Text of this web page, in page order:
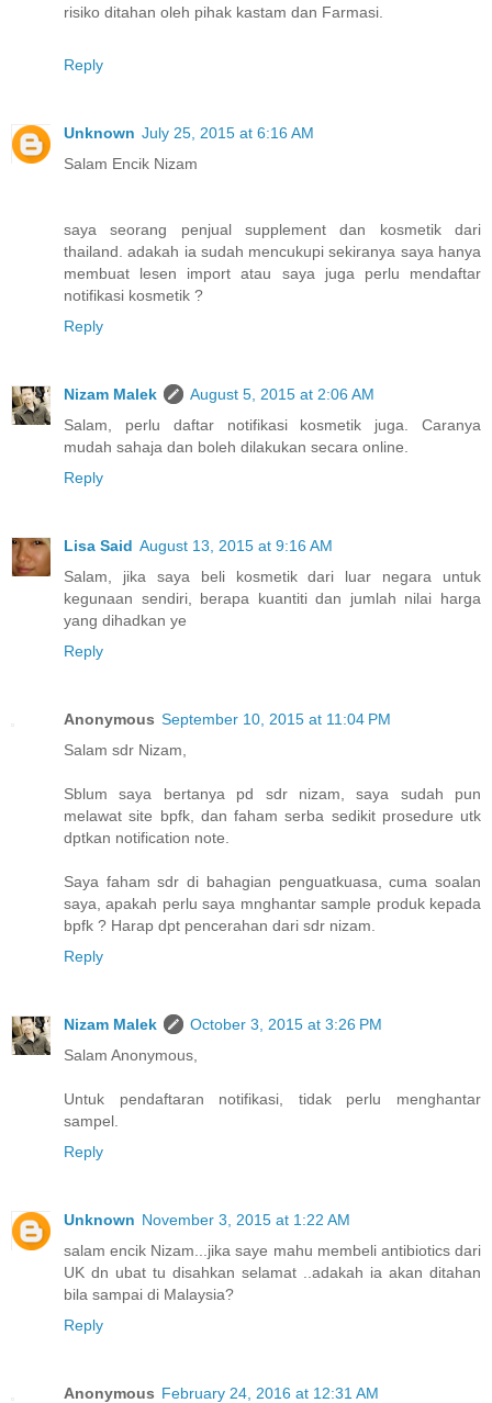
risiko ditahan oleh pihak kastam dan Farmasi.
Reply
Unknown July 25, 2015 at 6:16 AM
Salam Encik Nizam
saya seorang penjual supplement dan kosmetik dari
thailand. adakah ia sudah mencukupi sekiranya saya hanya
membuat lesen import atau saya juga perlu mendaftar
notifikasi kosmetik ?
Reply
Nizam Malek
August 5, 2015 at 2:06 AM
Salam, perlu daftar notifikasi kosmetik juga. Caranya
mudah sahaja dan boleh dilakukan secara online.
Reply
Lisa Said August 13, 2015 at 9:16 AM
Salam, jika saya beli kosmetik dari luar negara untuk
kegunaan sendiri, berapa kuantiti dan jumlah nilai harga
yang dihadkan ye
Reply
Anonymous September 10, 2015 at 11:04 PM
Salam sdr Nizam,
Sblum saya bertanya pd sdr nizam, saya sudah pun
melawat site bpfk, dan faham serba sedikit prosedure utk
dptkan notification note.
Saya faham sdr di bahagian penguatkuasa, cuma soalan
saya, apakah perlu saya mnghantar sample produk kepada
bpfk ? Harap dpt pencerahan dari sdr nizam.
Reply
Nizam Malek
October 3, 2015 at 3:26 PM
Salam Anonymous,
Untuk pendaftaran notifikasi, tidak perlu menghantar
sampel.
Reply
Unknown November 3, 2015 at 1:22 AM
salam encik Nizam...jika saye mahu membeli antibiotics dari
UK dn ubat tu disahkan selamat ..adakah ia akan ditahan
bila sampai di Malaysia?
Reply
Anonymous February 24, 2016 at 12:31 AM